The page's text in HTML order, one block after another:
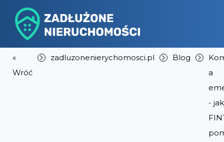
«
Wróć
zadluzonenierychomosci.pl Blog
a
- jak